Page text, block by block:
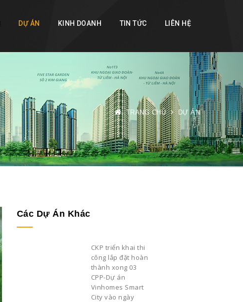
DỰ ÁN KINH DOANH TIN TỨC LIÊN HỆ
TRANG CHỦ DỰ ÁN
Các Dự Án Khác
CKP triển khai thi
công lắp đặt hoàn
thành xong 03
CPP-Dự án
Vinhomes Smart
City vào ngày